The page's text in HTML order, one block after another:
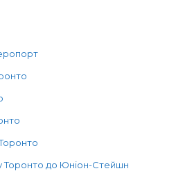
Торонто до Юніон-Стейшн